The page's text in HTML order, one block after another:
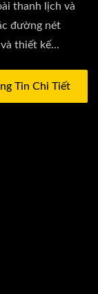
thanh lịch và
đường nét
thiết kế...
Tin Chi Tiết